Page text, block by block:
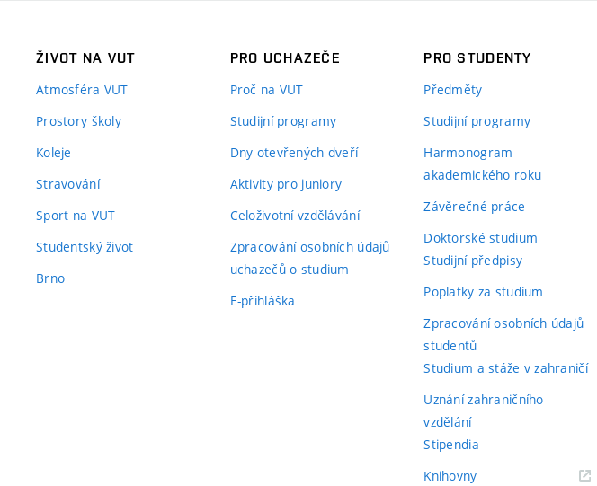
ŽIVOT NA VUT
Atmosféra VUT
Prostory školy
Koleje
Stravování
Sport na VUT
Studentský život
Brno
PRO UCHAZEČE
Proč na VUT
Studijní programy
Dny otevřených dveří
Aktivity pro juniory
Celoživotní vzdělávání
Zpracování osobních údajů
uchazečů o studium
E-přihláška
PRO STUDENTY
Předměty
Studijní programy
Harmonogram
akademického roku
Závěrečné práce
Doktorské studium
Studijní předpisy
Poplatky za studium
Zpracování osobních údajů
studentů
Studium a stáže v zahraničí
Uznání zahraničního
vzdělání
Stipendia
Knihovny(externí